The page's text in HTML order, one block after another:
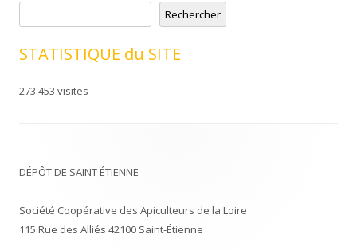
Rechercher
STATISTIQUE du SITE
273 453 visites
DÉPÔT DE SAINT ÉTIENNE
Société Coopérative des Apiculteurs de la Loire
115 Rue des Alliés 42100 Saint-Étienne